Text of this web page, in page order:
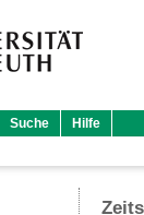
Suche Hilfe